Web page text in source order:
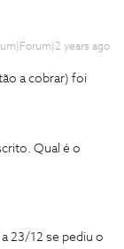
years ago
a cobrar) foi
Qual é o
23/12 se pediu o